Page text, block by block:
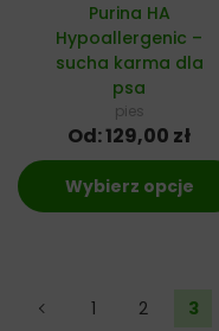
Purina HA
Hypoallergenic –
sucha karma dla
psa
pies
Od:129,00 zł
Wybierz opcje
← 1 2 3